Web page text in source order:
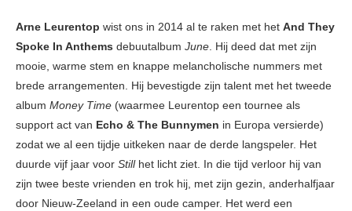
Arne Leurentop wist ons in 2014 al te raken met het And They
Spoke In Anthems debuutalbum June. Hij deed dat met zijn
mooie, warme stem en knappe melancholische nummers met
brede arrangementen. Hij bevestigde zijn talent met het tweede
album Money Time (waarmee Leurentop een tournee als
support act van Echo & The Bunnymen in Europa versierde)
zodat we al een tijdje uitkeken naar de derde langspeler. Het
duurde vijf jaar voor Stillhet licht ziet. In die tijd verloor hij van
zijn twee beste vrienden en trok hij, met zijn gezin, anderhalfjaar
door Nieuw-Zeeland in een oude camper. Het werd een